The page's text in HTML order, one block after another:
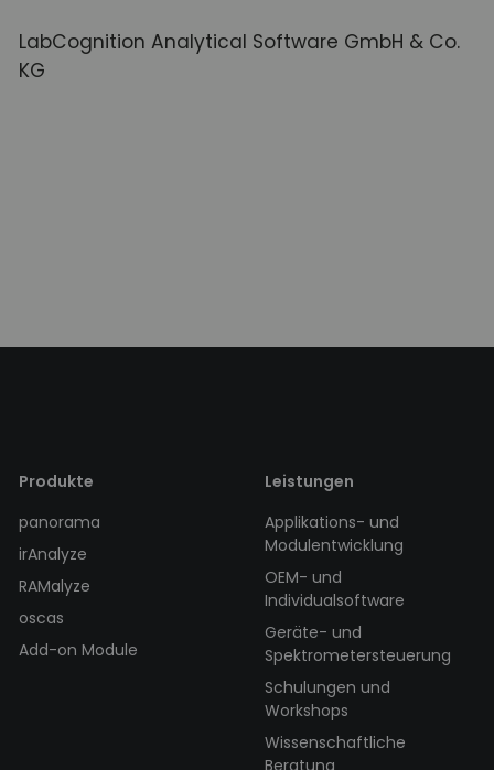
LabCognition Analytical Software GmbH & Co.
KG
Produkte
panorama
irAnalyze
RAMalyze
oscas
Add-on Module
Leistungen
Applikations- und
Modulentwicklung
OEM- und
Individualsoftware
Geräte- und
Spektrometersteuerung
Schulungen und
Workshops
Wissenschaftliche
Beratung